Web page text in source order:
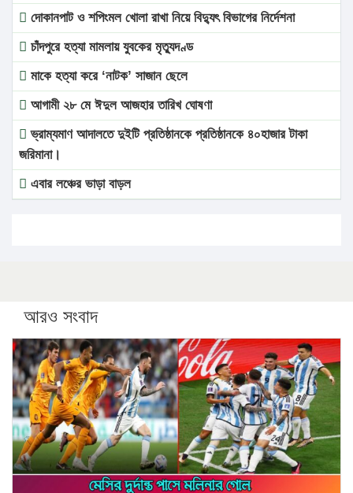
দোকানপাট ও শপিংমল খোলা রাখা নিয়ে বিদ্যুৎ বিভাগের নির্দেশনা
চাঁদপুরে হত্যা মামলায় যুবকের মৃত্যুদণ্ড
মাকে হত্যা করে ‘নাটক’ সাজান ছেলে
আগামী ২৮ মে ঈদুল আজহার তারিখ ঘোষণা
ভ্রাম্যমাণ আদালতে দুইটি প্রতিষ্ঠানকে প্রতিষ্ঠানকে ৪০হাজার টাকা
জরিমানা।
এবার লঞ্চের ভাড়া বাড়ল
সারা দেশে বজ্রাঘাতে ১৪ জনের প্রাণহানি
কঠোর হচ্ছে এসএসসি ও এইচএসসি পরীক্ষা
ফরিদগঞ্জে আগুনে পুড়লো ৬ ব্যবসা প্রতিষ্ঠান
আরও সংবাদ